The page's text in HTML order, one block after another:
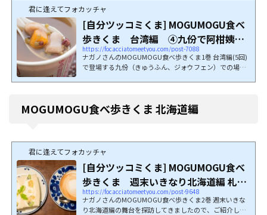
君に逢えてフォカッチャ
[自分ツッコミくま] MOGUMOGU食べ
歩きくま 台湾編 ④九份で阿柑姨芋
圓を探訪
https://focacciatomeetyou.com/post-7088
ナガノさんのMOGUMOGU食べ歩きくま1巻 台湾編(5回)
で登場する九份（きゅうふん、ジォウフェン）での場
MOGUMOGU食べ歩きくま 北海道編
君に逢えてフォカッチャ
[自分ツッコミくま] MOGUMOGU食べ
歩きくま 週末いきなり北海道編 札幌
のお店を探訪
https://focacciatomeetyou.com/post-9648
ナガノさんのMOGUMOGU食べ歩きくま2巻 週末いきな
り北海道編の舞台を探訪してきましたので、ご紹介し